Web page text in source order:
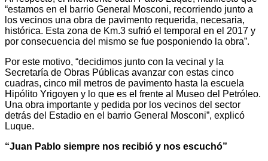
“estamos en el barrio General Mosconi, recorriendo junto a
los vecinos una obra de pavimento requerida, necesaria,
histórica. Esta zona de Km.3 sufrió el temporal en el 2017 y
por consecuencia del mismo se fue posponiendo la obra”.
Por este motivo, “decidimos junto con la vecinal y la
Secretaría de Obras Públicas avanzar con estas cinco
cuadras, cinco mil metros de pavimento hasta la escuela
Hipólito Yrigoyen y lo que es el frente al Museo del Petróleo.
Una obra importante y pedida por los vecinos del sector
detrás del Estadio en el barrio General Mosconi”, explicó
Luque.
“Juan Pablo siempre nos recibió y nos escuchó”